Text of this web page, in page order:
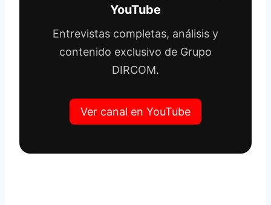
YouTube
Entrevistas completas, análisis y
contenido exclusivo de Grupo
DIRCOM.
Ver canal en YouTube